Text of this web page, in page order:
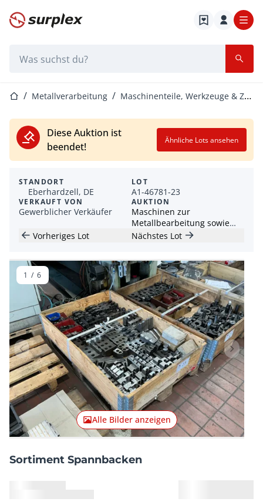
Startseite
StartseiteMetallverarbeitung Maschinenteile, Werkzeuge & Zubehör
Diese Auktion ist
beendet!
Ähnliche Lots ansehen
STANDORT
Eberhardzell, DE
VERKAUFT VON
Gewerblicher Verkäufer
LOT
A1-46781-23
AUKTION
Maschinen zur
Metallbearbeitung sowie
weitere
Vorheriges Lot Nächstes Lot
Vorheriger Artikel
Alle Bilder anzeigen
1 / 6
Sortiment Spannbacken